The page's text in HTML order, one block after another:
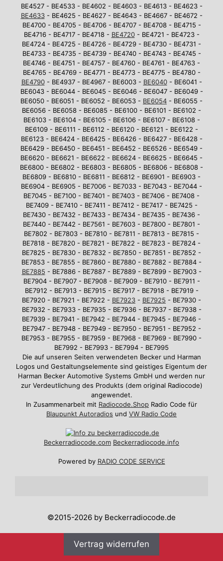
BE4527 - BE4533 - BE4602 - BE4603 - BE4613 - BE4623 -
BE4633- BE4625 - BE4627 - BE4643 - BE4667 - BE4672 -
BE4700 - BE4705 - BE4706 - BE4707 - BE4708 - BE4715 -
BE4716 - BE4717 - BE4718 - BE4720- BE4721 - BE4723 -
BE4724 - BE4725 - BE4726 - BE4729 - BE4730 - BE4731 -
BE4733 - BE4735 - BE4739 - BE4740 - BE4743 - BE4745 -
BE4746 - BE4751 - BE4757 - BE4760 - BE4761 - BE4763 -
BE4765 - BE4769 - BE4771 - BE4773 - BE4775 - BE4780 -
BE4790- BE4937 - BE4967 - BE6003 - BE6040- BE6041 -
BE6043 - BE6044 - BE6045 - BE6046 - BE6047 - BE6049 -
BE6050 - BE6051 - BE6052 - BE6053 - BE6054 - BE6055 -
BE6056 - BE6058 - BE6085 - BE6100 - BE6101 - BE6102 -
BE6103 - BE6104 - BE6105 - BE6106 - BE6107 - BE6108 -
BE6109 - BE6111 - BE6112 - BE6120 - BE6121 - BE6122 -
BE6123 - BE6424 - BE6425 - BE6426 - BE6427 - BE6428 -
BE6429 - BE6450 - BE6451 - BE6452 - BE6526 - BE6549 -
BE6620 - BE6621 - BE6622 - BE6624 - BE6625 - BE6645 -
BE6800 - BE6802 - BE6803 - BE6805 - BE6806 - BE6808 -
BE6809 - BE6810 - BE6811 - BE6812 - BE6901 - BE6903 -
BE6904 - BE6905 - BE7006 - BE7033 - BE7043 - BE7044 -
BE7045 - BE7100 - BE7401 - BE7403 - BE7406 - BE7408 -
BE7409 - BE7410 - BE7411 - BE7412 - BE7417 - BE7425 -
BE7430 - BE7432 - BE7433 - BE7434 - BE7435 - BE7436 -
BE7440 - BE7442 - BE7561 - BE7603 - BE7800 - BE7801 -
BE7802 - BE7803 - BE7810 - BE7811 - BE7813 - BE7815 -
BE7818 - BE7820 - BE7821 - BE7822 - BE7823 - BE7824 -
BE7825 - BE7830 - BE7832 - BE7850 - BE7851 - BE7852 -
BE7853 - BE7855 - BE7860 - BE7880 - BE7882 - BE7884 -
BE7885 - BE7886 - BE7887 - BE7889 - BE7899 - BE7903 -
BE7904 - BE7907 - BE7908 - BE7909 - BE7910 - BE7911 -
BE7912 - BE7913 - BE7915 - BE7917 - BE7918 - BE7919 -
BE7920 - BE7921 - BE7922 - BE7923 - BE7925 - BE7930 -
BE7932 - BE7933 - BE7935 - BE7936 - BE7937 - BE7938 -
BE7939 - BE7941 - BE7942 - BE7944 - BE7945 - BE7946 -
BE7947 - BE7948 - BE7949 - BE7950 - BE7951 - BE7952 -
BE7953 - BE7955 - BE7959 - BE7968 - BE7969 - BE7990 -
BE7992 - BE7993 - BE7994 - BE7995
Die auf unseren Seiten verwendeten Becker und Harman
Logos und Gestaltungselemente sind geistiges Eigentum der
Harman Becker Automotive Systems GmbH und werden nur
zur Verdeutlichung des Produkts (dem original Radiocode)
angewendet.
In Zusammenarbeit mit Radiocode.Shop Radio Code für
Blaupunkt Autoradios und VW Radio Code
Beckerradiocode.com Beckerradiocode.info
Powered by RADIO CODE SERVICE
©2015-2026 by Beckerradiocode.de
Vertrag widerrufen